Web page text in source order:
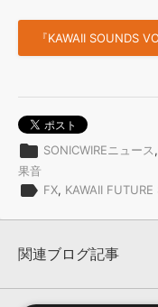
『KAWAII SOUNDS
folder SONICWIREニュース,
果音
label FX, KAWAII
関連ブログ記事